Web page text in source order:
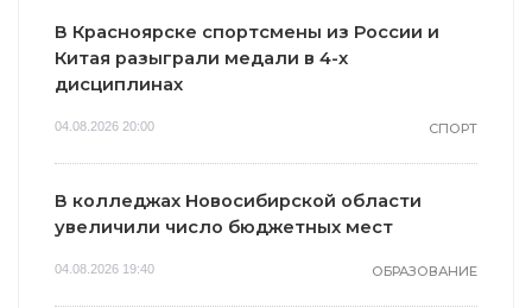
В Красноярске спортсмены из России и
Китая разыграли медали в 4-х
дисциплинах
04.08.2026 20:00 СПОРТ
В колледжах Новосибирской области
увеличили число бюджетных мест
04.08.2026 19:40 ОБРАЗОВАНИЕ